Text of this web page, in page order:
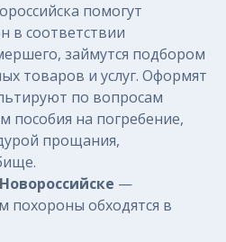
помогут
в соответствии
займутся подбором
товаров и услуг. Оформят
по вопросам
пособия на погребение,
прощания,
—
похороны обходятся в